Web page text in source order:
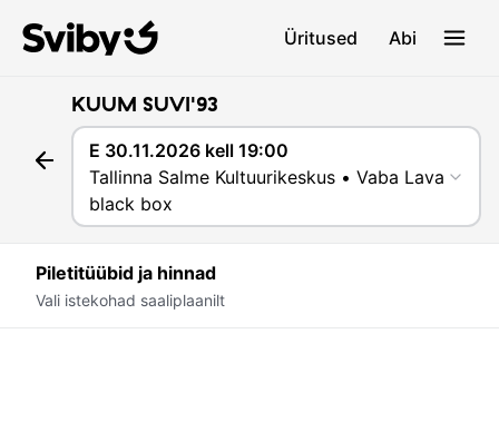
Üritused Abi
KUUM SUVI'93
E 30.11.2026 kell 19:00
Tallinna Salme Kultuurikeskus • Vaba Lava
black box
Piletitüübid ja hinnad
Vali istekohad saaliplaanilt